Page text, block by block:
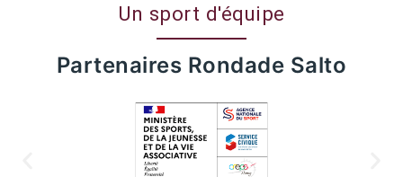
Un sport d'équipe
Partenaires Rondade Salto